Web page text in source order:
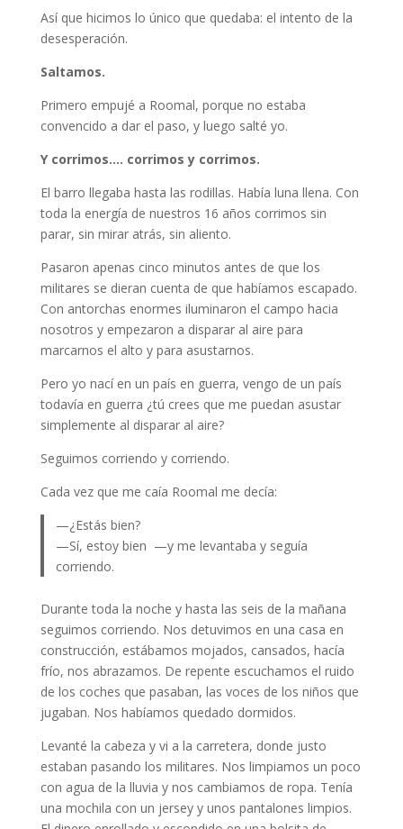
Así que hicimos lo único que quedaba: el intento de la
desesperación.
Saltamos.
Primero empujé a Roomal, porque no estaba
convencido a dar el paso, y luego salté yo.
Y corrimos…. corrimos y corrimos.
El barro llegaba hasta las rodillas. Había luna llena. Con
toda la energía de nuestros 16 años corrimos sin
parar, sin mirar atrás, sin aliento.
Pasaron apenas cinco minutos antes de que los
militares se dieran cuenta de que habíamos escapado.
Con antorchas enormes iluminaron el campo hacia
nosotros y empezaron a disparar al aire para
marcarnos el alto y para asustarnos.
Pero yo nací en un país en guerra, vengo de un país
todavía en guerra ¿tú crees que me puedan asustar
simplemente al disparar al aire?
Seguimos corriendo y corriendo.
Cada vez que me caía Roomal me decía:
—¿Estás bien?
—Sí, estoy bien —y me levantaba y seguía
corriendo.
Durante toda la noche y hasta las seis de la mañana
seguimos corriendo. Nos detuvimos en una casa en
construcción, estábamos mojados, cansados, hacía
frío, nos abrazamos. De repente escuchamos el ruido
de los coches que pasaban, las voces de los niños que
jugaban. Nos habíamos quedado dormidos.
Levanté la cabeza y vi a la carretera, donde justo
estaban pasando los militares. Nos limpiamos un poco
con agua de la lluvia y nos cambiamos de ropa. Tenía
una mochila con un jersey y unos pantalones limpios.